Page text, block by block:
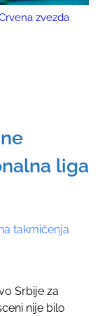
zvezda
liga
takmičenja
Srbije za
nije bilo